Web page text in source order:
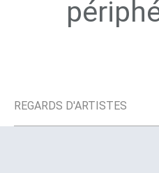
REGARDS D'ARTISTES